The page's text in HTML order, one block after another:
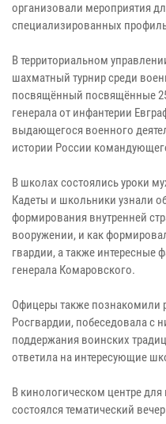
организовали мероприятия
специализированных
В территориальном
шахматный турнир среди
посвящённый посвящённые
генерала от инфантерии
выдающегося военного
истории России
В школах состоялись уроки
Кадеты и школьники узнали
формирования внутренней
вооружении, и как
гвардии, а также интересные
генерала Комаровского.
Офицеры также познакомили
Росгвардии, побеседовала с
поддержания воинских
ответила на интересующие
В кинологическом центре
состоялся тематический